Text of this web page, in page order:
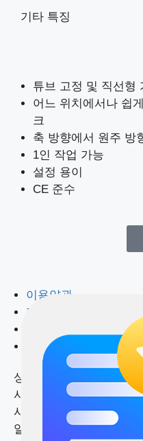
기타 특징
튜브 고정 및 직선형
어느 위치에서나 쉽
크
축 방향에서 원주 방
1인 작업 가능
설정 용이
CE 준수
이용약관
개인정보처리방침
개인정보처리방침
상호: 엠텍 ㅣ 대표: 하
사구 송내대로42번길
사업자등록번호: 117-45-
일 : info@mtech.it.kr